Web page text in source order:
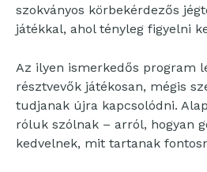
szokványos körbekérdezős
játékkal, ahol tényleg figyelni
Az ilyen ismerkedős program
résztvevők játékosan, mégis
tudjanak újra kapcsolódni.
róluk szólnak – arról, hogyan
kedvelnek, mit tartanak